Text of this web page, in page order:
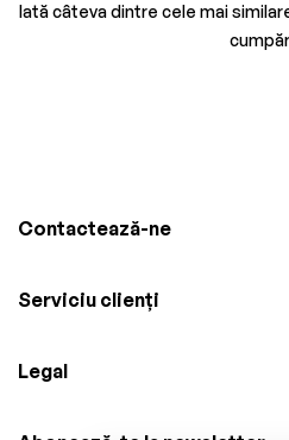
Iată câteva dintre cele mai
Contactează-ne
Serviciu clienți
Legal